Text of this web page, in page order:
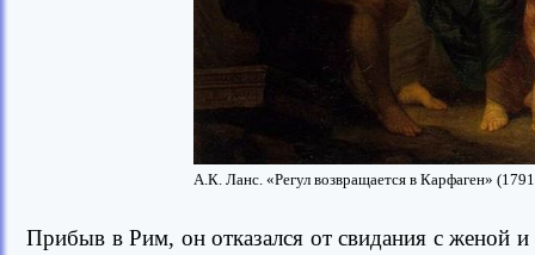
А.К. Ланс. «Регул возвращается в Карфаген»
Прибыв в Рим, он отказался от свидания с женой и